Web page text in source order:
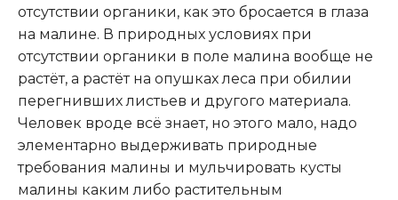
отсутствии органики, как это бросается в глаза
на малине. В природных условиях при
отсутствии органики в поле малина вообще не
растёт, а растёт на опушках леса при обилии
перегнивших листьев и другого материала.
Человек вроде всё знает, но этого мало, надо
элементарно выдерживать природные
требования малины и мульчировать кусты
малины каким либо растительным